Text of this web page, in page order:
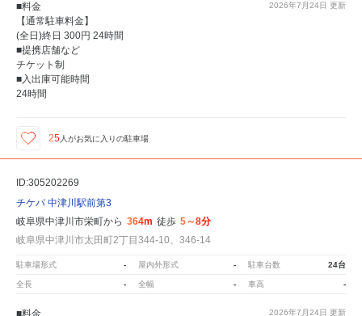
2026年7月24日 更新
■料金
【通常駐車料金】
(全日)終日 300円 24時間
■提携店舗など
チケット制
■入出庫可能時間
24時間
25 人がお気に入りの駐車場
ID:305202269
チケパ 中津川駅前第3
岐阜県中津川市栄町から 364m 徒歩 5～8分
岐阜県中津川市太田町2丁目344-10、346-14
駐車場形式 - 屋内外形式 - 駐車台数 24台
全長 - 全幅 - 車高 -
2026年7月24日 更新
■料金